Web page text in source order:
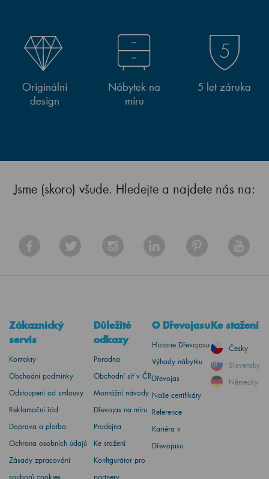
Originální
design
Nábytek na
míru
5 let záruka
Jsme (skoro) všude. Hledejte a najdete nás na:
Zákaznický
servis
Kontakty
Obchodní podmínky
Odstoupení od smlouvy
Reklamační řád
Doprava a platba
Ochrana osobních údajů
Zásady zpracování
souborů cookies
Důležité
odkazy
Poradna
Obchodní síť v ČR
Montážní návody
Dřevojas na míru
Prodejna
Ke stažení
Konfigurátor pro
partnery
O Dřevojasu
Historie Dřevojasu
Výhody nábytku
Dřevojas
Naše certifikáty
Reference
Kariéra v
Dřevojasu
Ke stažení
Česky
Slovensky
Německy